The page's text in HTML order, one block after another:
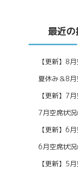
最近
【更新】8
夏休み＆8
【更新】7
7月空席状況
【更新】6
6月空席状況
【更新】5